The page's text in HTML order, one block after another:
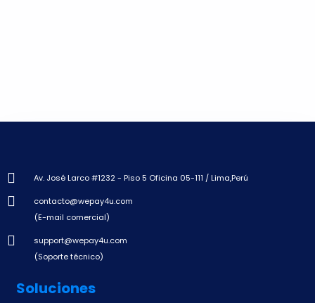
Av. José Larco #1232 - Piso 5 Oficina 05-111 / Lima,Perú
contacto@wepay4u.com
(E-mail comercial)
support@wepay4u.com
(Soporte técnico)
Soluciones